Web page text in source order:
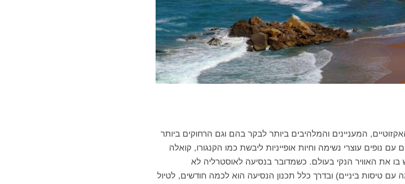
המעניינים והמלהיבים ביותר לבקר בהם וגם הרחוקים ביותר
נופים עוצרי נשימה וחיות אופייניות ליבשת כמו הקנגורו, קואלה
את האוויר הנקי בעולם. כשמדובר בנסיעה לאוסטרליה לא
טיסות ביניים) ובדרך כלל תכנון הנסיעה הוא לכמה חודשים, לטיול